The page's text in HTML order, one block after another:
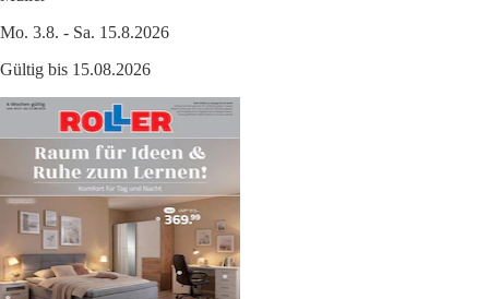
Mo. 3.8. - Sa. 15.8.2026
Gültig bis 15.08.2026